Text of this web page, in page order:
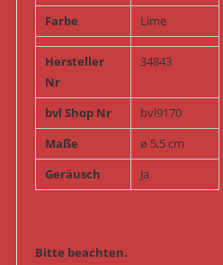
Farbe
Lime
Hersteller
Nr
34843
bvl Shop Nr
bvl9170
Maße
ø 5,5 cm
Geräusch
Ja
Bitte beachten.